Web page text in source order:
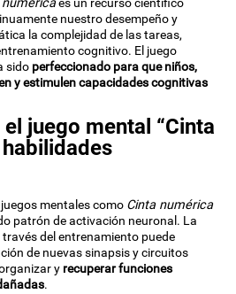
numéricaes un recurso científico
nuestro desempeño y
la complejidad de las tareas,
cognitivo. El juego
sido perfeccionado para que niños,
y estimulen capacidades cognitivas
juego mental “Cinta
mentales como Cinta numérica
patrón de activación neuronal. La
del entrenamiento puede
de nuevas sinapsis y circuitos
y recuperar funciones
.